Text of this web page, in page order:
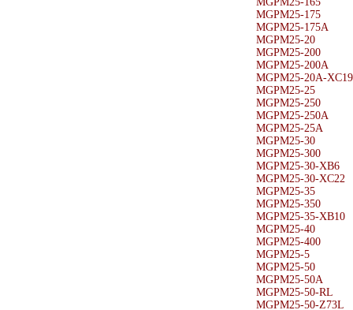
MGPM25-175
MGPM25-175A
MGPM25-20
MGPM25-200
MGPM25-200A
MGPM25-20A-XC19
MGPM25-25
MGPM25-250
MGPM25-250A
MGPM25-25A
MGPM25-30
MGPM25-300
MGPM25-30-XB6
MGPM25-30-XC22
MGPM25-35
MGPM25-350
MGPM25-35-XB10
MGPM25-40
MGPM25-400
MGPM25-5
MGPM25-50
MGPM25-50A
MGPM25-50-RL
MGPM25-50-Z73L